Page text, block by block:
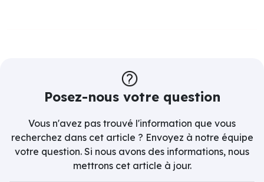
Posez-nous votre question
Vous n'avez pas trouvé l'information que vous
recherchez dans cet article ? Envoyez à notre équipe
votre question. Si nous avons des informations, nous
mettrons cet article à jour.